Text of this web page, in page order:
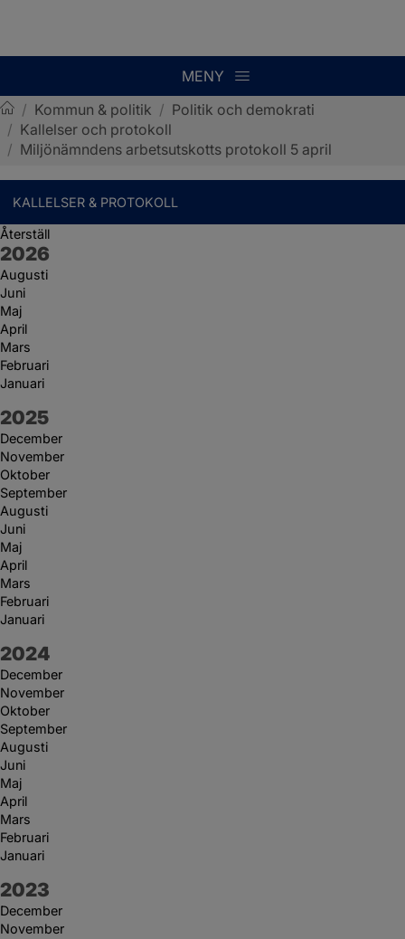
MENY
Sotenäs kommun
/ Kommun & politik / Politik och demokrati
/ Kallelser och protokoll
/ Miljönämndens arbetsutskotts protokoll 5 april
KALLELSER & PROTOKOLL
Återställ
År:
2026
Augusti
Juni
Maj
April
Mars
Februari
Januari
År:
2025
December
November
Oktober
September
Augusti
Juni
Maj
April
Mars
Februari
Januari
År:
2024
December
November
Oktober
September
Augusti
Juni
Maj
April
Mars
Februari
Januari
År:
2023
December
November